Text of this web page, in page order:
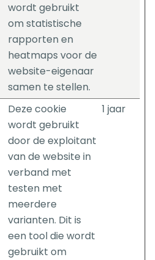
wordt gebruikt
om statistische
rapporten en
heatmaps voor de
website-eigenaar
samen te stellen.
Deze cookie
wordt gebruikt
door de exploitant
van de website in
verband met
testen met
meerdere
varianten. Dit is
een tool die wordt
gebruikt om
1 jaar